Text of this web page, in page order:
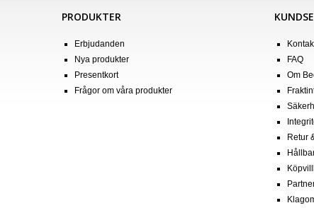
PRODUKTER
Erbjudanden
Nya produkter
Presentkort
Frågor om våra produkter
FAQ
Om
Retur